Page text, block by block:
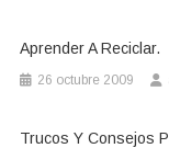
Aprender A Reciclar.
26 octubre 2009
Trucos Y Consejos